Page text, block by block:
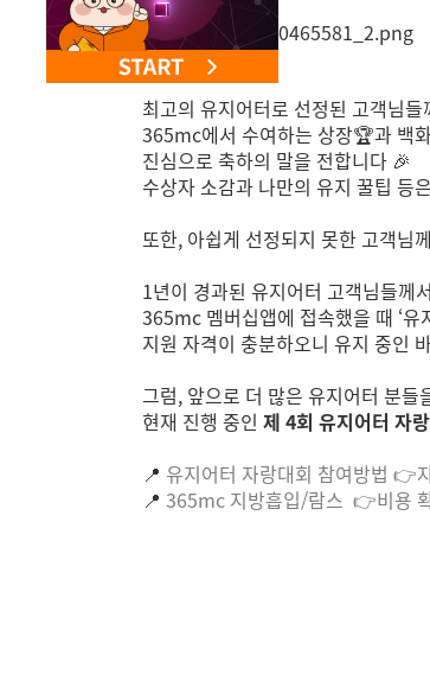
최고의 유지어터로 선정된 고객님들
365mc에서 수여하는 상장🏆과 백
진심으로 축하의 말을 전합니다 🎉
수상자 소감과 나만의 유지 꿀팁 등
또한, 아쉽게 선정되지 못한 고객님
1년이 경과된 유지어터 고객님들께
365mc 멤버십앱에 접속했을 때 ‘유
지원 자격이 충분하오니 유지 중인
그럼, 앞으로 더 많은 유지어터 분들
현재 진행 중인 제 4회 유지어터 자
📍 유지어터 자랑대회 참여방법 👉
📍 365mc 지방흡입/람스 👉비용